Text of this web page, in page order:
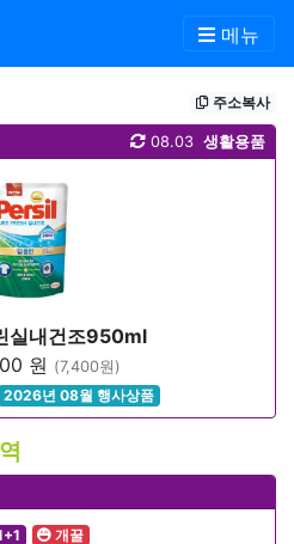
메뉴
주소복사
생활용품
08.03
실내건조950ml
원 (7,400원)
2026년 08월 행사상품
개꿀